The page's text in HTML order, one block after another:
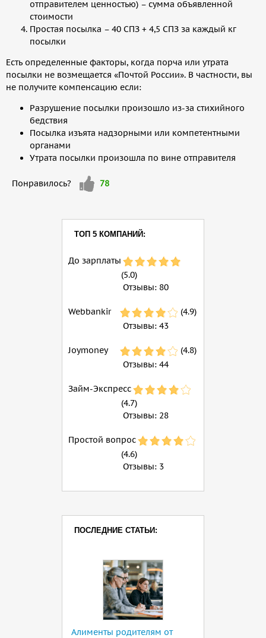
отправителем ценностью) – сумма объявленной
стоимости
Простая посылка – 40 СПЗ + 4,5 СПЗ за каждый кг
посылки
Есть определенные факторы, когда порча или утрата
посылки не возмещается «Почтой России». В частности, вы
не получите компенсацию если:
Разрушение посылки произошло из-за стихийного
бедствия
Посылка изъята надзорными или компетентными
органами
Утрата посылки произошла по вине отправителя
Понравилось?
Мне
нравится
78
ТОП 5 КОМПАНИЙ:
До зарплаты
(5.0)
Отзывы: 80
Webbankir
(4.9)
Отзывы: 43
Joymoney
(4.8)
Отзывы: 44
Займ-Экспресс
(4.7)
Отзывы: 28
Простой вопрос
(4.6)
Отзывы: 3
ПОСЛЕДНИЕ СТАТЬИ:
Алименты родителям от